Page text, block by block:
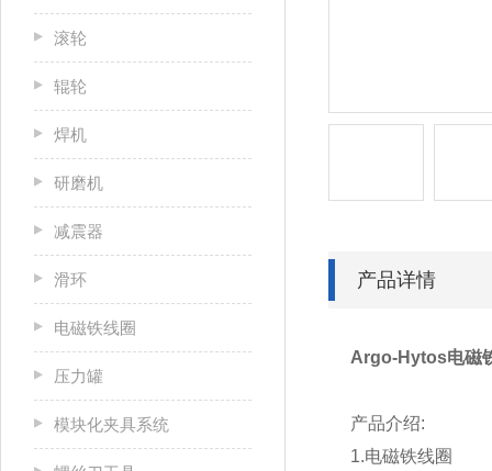
滚轮
辊轮
焊机
研磨机
减震器
滑环
电磁铁线圈
压力罐
模块化夹具系统
产品详情
Argo-Hytos电磁
产品介绍:
1.电磁铁线圈